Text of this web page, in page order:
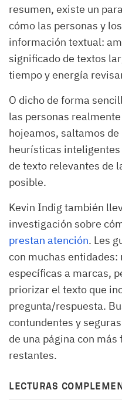
resumen, existe un
cómo las personas y
información textual:
significado de textos
tiempo y energía
O dicho de forma
las personas realmente
hojeamos, saltamos
heurísticas
de texto relevantes de
posible.
Kevin Indig también
investigación sobre
prestan atención. Les
con muchas
específicas a marcas,
priorizar el texto que
pregunta/respuesta.
contundentes y
de una página con
restantes.
LECTURAS